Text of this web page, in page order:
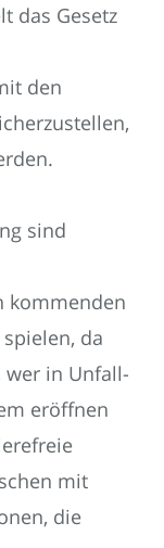
das Gesetz
den
sind
kommenden
da
wer in Unfall-
eröffnen
mit
die